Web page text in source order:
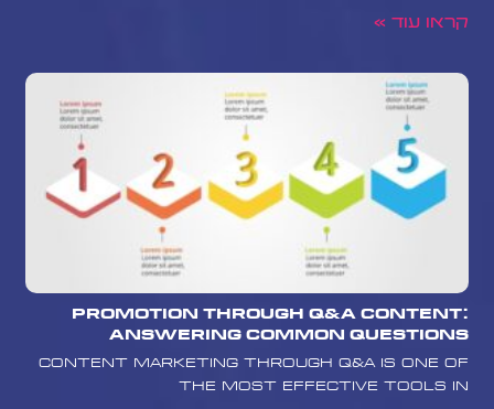
קראו עוד »
Promotion Through Q&A Content:
Answering Common Questions
Content marketing through Q&A is one of
the most effective tools in